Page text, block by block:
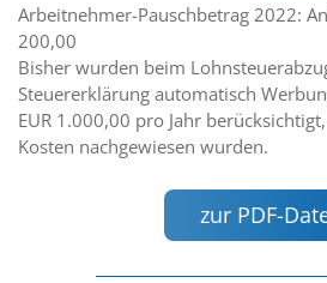
Arbeitnehmer-Pauschbetrag 2022:
200,00
Bisher wurden beim
Steuererklärung automatisch
EUR 1.000,00 pro Jahr
Kosten nachgewiesen wurden.
zur PDF-